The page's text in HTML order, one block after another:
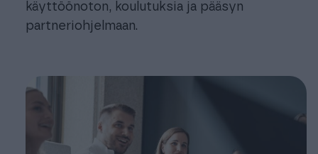
käyttöönoton, koulutuksia ja pääsyn
partneriohjelmaan.